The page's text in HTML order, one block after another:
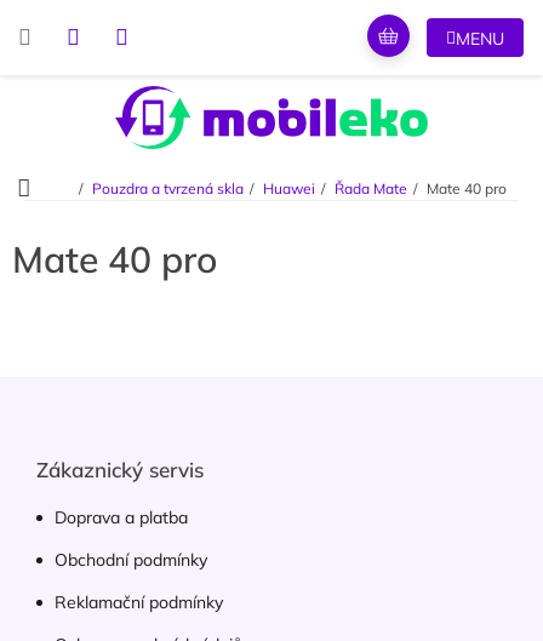
Domů
Pouzdra a tvrzená skla Huawei Řada Mate Mate 40 pro
Mate 40 pro
Zákaznický servis
Doprava a platba
Obchodní podmínky
Reklamační podmínky